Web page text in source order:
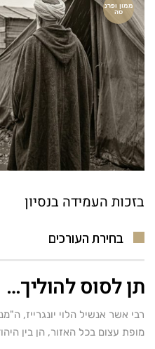
ממון ופרנ
סה
בזכות העמידה בנסיון
בחירת העורכים
תן לסוס להוליך…
רבי אשר אנשיל הלוי יונגרייז,
מופת עצום בכל האזור, הן בין